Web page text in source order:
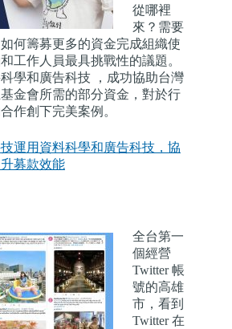
從哪裡
來？需要
何籌募更多的資金完成組織使
工作人員最具挑戰性的議題。
學和廣告科技 ，成功協助台灣
金會所需的部分資金，對於行
作創下完美案例。
運用資料科學和廣告科技，協
募款效能
全台第一
個經營
Twitter 帳
號的高雄
市，看到
Twitter 在